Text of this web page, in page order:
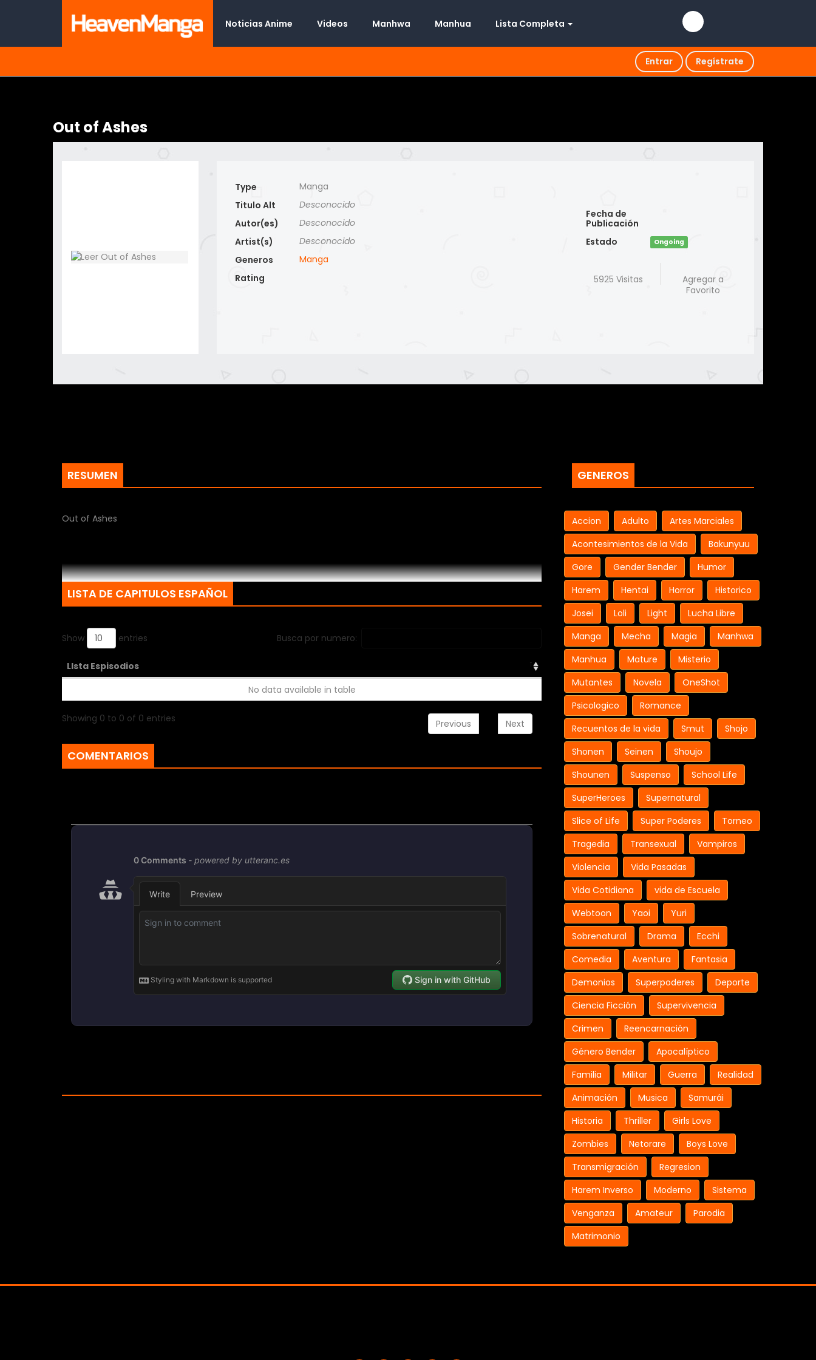
Noticias Anime Videos Manhwa Manhua Lista Completa
Entrar Regístrate
Out of Ashes
Type
Manga
Titulo Alt
Desconocido
Autor(es)
Desconocido
Artist(s)
Desconocido
Generos
Manga
Rating
Fecha de
Publicación
Estado
Ongoing
5925 Visitas
Agregar a
Favorito
RESUMEN
Out of Ashes
LISTA DE CAPITULOS ESPAÑOL
Show entries Busca por numero:
LIsta Espisodios
No data available in table
Showing 0 to 0 of 0 entries Previous Next
COMENTARIOS
GENEROS
Accion Adulto
Artes Marciales
Acontesimientos de la Vida
Bakunyuu
Gore
Gender Bender
Humor
Harem
Hentai Horror
Historico
Josei
Loli Light
Lucha Libre
Manga
Mecha Magia
Manhwa
Manhua
Mature
Misterio
Mutantes
Novela
OneShot
Psicologico
Romance
Recuentos de la vida
Smut
Shojo
Shonen
Seinen
Shoujo
Shounen
Suspenso
School Life
SuperHeroes
Supernatural
Slice of Life
Super Poderes
Torneo
Tragedia
Transexual
Vampiros
Violencia
Vida Pasadas
Vida Cotidiana
vida de Escuela
Webtoon
Yaoi
Yuri
Sobrenatural
Drama
Ecchi
Comedia
Aventura
Fantasia
Demonios
Superpoderes
Deporte
Ciencia Ficción
Supervivencia
Crimen
Reencarnación
Género Bender
Apocalíptico
Familia
Militar Guerra
Realidad
Animación
Musica
Samurái
Historia
Thriller
Girls Love
Zombies
Netorare
Boys Love
Transmigración
Regresion
Harem Inverso
Moderno
Sistema
Venganza
Amateur
Parodia
Matrimonio